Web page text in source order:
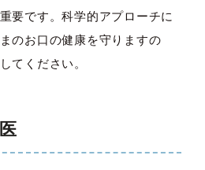
要です。科学的アプローチに
のお口の健康を守りますの
てください。